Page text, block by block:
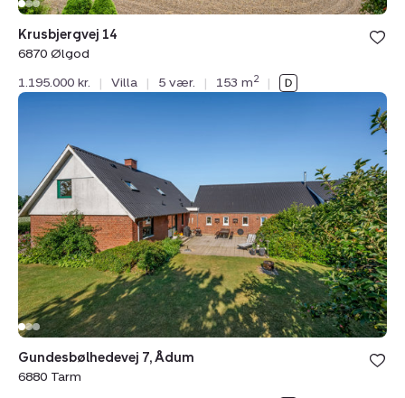
Krusbjergvej 14
6870 Ølgod
1.195.000 kr.
| Villa | 5 vær. | 153 m2 |
Ådum,
6880
Tarm
Gundesbølhedevej 7, Ådum
6880 Tarm